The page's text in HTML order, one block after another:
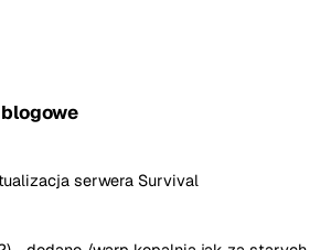
serwera Survival